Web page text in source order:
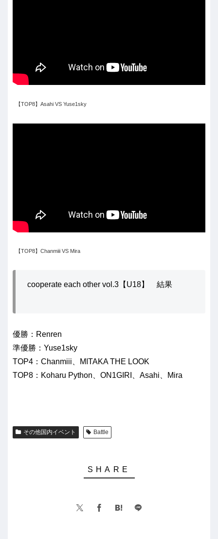
【TOP8】Asahi VS Yuse1sky
【TOP8】Chanmiii VS Mira
cooperate each other vol.3【U18】 結果
優勝：Renren
準優勝：Yuse1sky
TOP4：Chanmiii、MITAKA THE LOOK
TOP8：Koharu Python、ON1GIRI、Asahi、Mira
その他国内イベント Battle